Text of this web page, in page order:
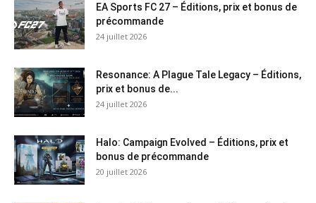
EA Sports FC 27 – Éditions, prix et bonus de
précommande
24 juillet 2026
Resonance: A Plague Tale Legacy – Éditions,
prix et bonus de...
24 juillet 2026
Halo: Campaign Evolved – Éditions, prix et
bonus de précommande
20 juillet 2026